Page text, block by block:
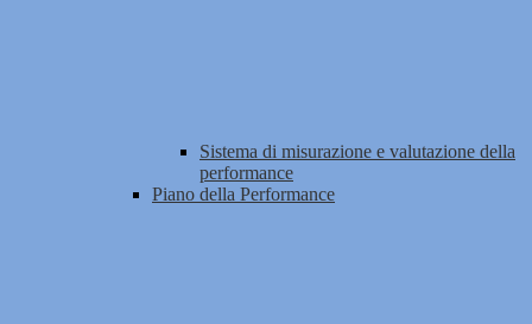
Sistema di misurazione e valutazione della
performance
Piano della Performance